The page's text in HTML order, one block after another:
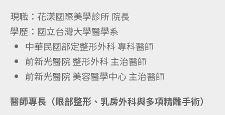
現職：花漾國際美學診所 院長
學歷：國立台灣大學醫學系
中華民國部定整形外科 專科醫師
前新光醫院 整形外科 主治醫師
前新光醫院 美容醫學中心 主治醫師
醫師專長（眼部整形、乳房外科與多項精雕手術）